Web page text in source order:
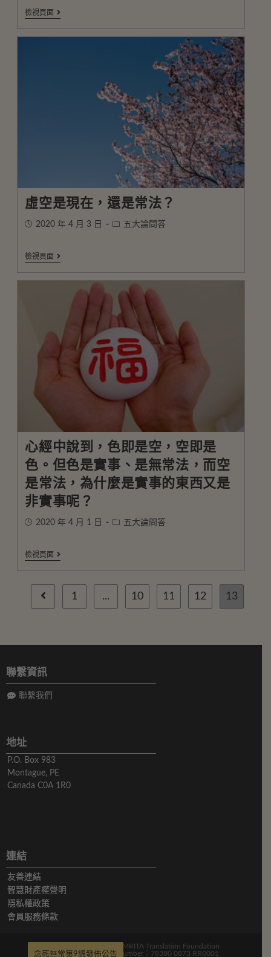
檢視頁面
虛空是現在，還是常法？
2020 年 4 月 3 日 五大論問答
檢視頁面
心經中說到，色即是空，空即是
色。但色是實事、是無常法，而空
是常法，為什麼是實事的東西又是
非實事呢？
2020 年 4 月 1 日 五大論問答
檢視頁面
1 ... 10 11 12 13
聯繫資訊
聯繫我們
地址
P.O. Box 983
Montague, PE
Canada C0A 1R0
連結
友善連結
智慧財產權聲明
隱私權政策
會員服務條款
版權所有© 2019-2026 AMRITA Translation Foundation
Charitable Registration Number：78380 0873 RR0001
念死無常第9講發佈公告